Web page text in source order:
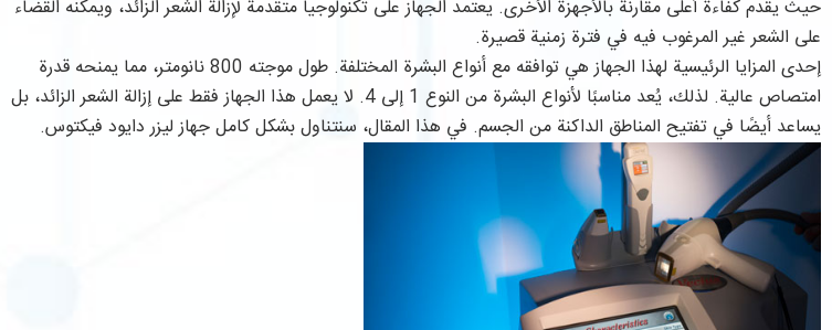
حيث يقدم كفاءة أعلى مقارنة بالأجهزة الأخرى. يعتمد الجهاز على تكنولوجيا متقدمة لإزالة الشعر الزائد، ويمكنه القضاء
على الشعر غير المرغوب فيه في فترة زمنية قصيرة.
إحدى المزايا الرئيسية لهذا الجهاز هي توافقه مع أنواع البشرة المختلفة. طول موجته 800 نانومتر، مما يمنحه قدرة
امتصاص عالية. لذلك، يُعد مناسبًا لأنواع البشرة من النوع 1 إلى 4. لا يعمل هذا الجهاز فقط على إزالة الشعر الزائد، بل
يساعد أيضًا في تفتيح المناطق الداكنة من الجسم. في هذا المقال، سنتناول بشكل كامل جهاز ليزر دايود فيكتوس.